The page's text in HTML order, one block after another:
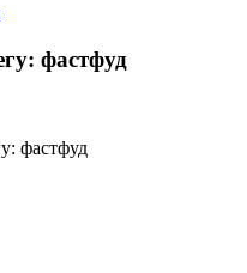
фастфуд
фастфуд